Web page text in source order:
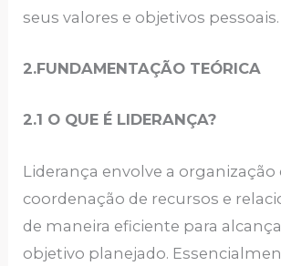
seus valores e objetivos pessoais.
2.FUNDAMENTAÇÃO TEÓRICA
2.1 O QUE É LIDERANÇA?
Liderança envolve a organização
coordenação de recursos e
de maneira eficiente para
objetivo planejado.